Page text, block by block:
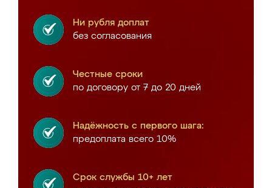
Ни рубля доплат
без согласования
Честные сроки
по договору от 7 до 20 дней
Надёжность с первого шага:
предоплата всего 10%
Срок службы 10+ лет